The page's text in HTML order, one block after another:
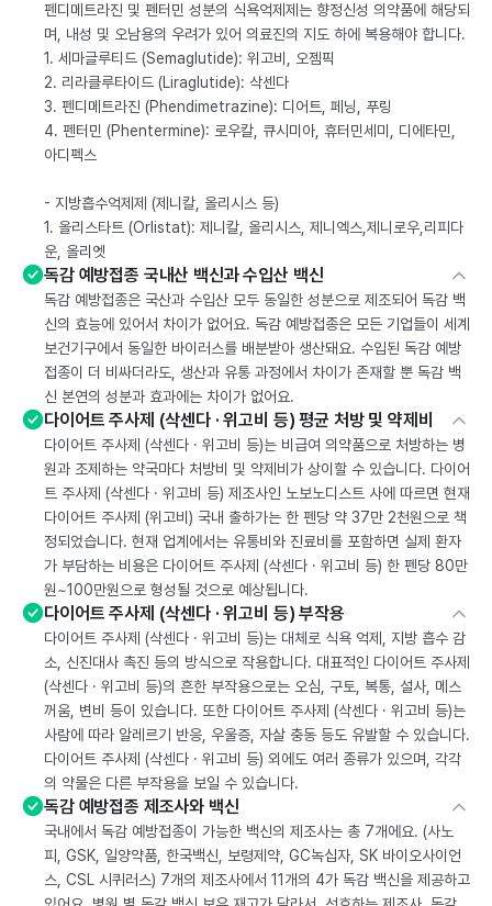
펜디메트라진 및 펜터민 성분의 식욕억제제는 향정신성 의약품에 해당되
며, 내성 및 오남용의 우려가 있어 의료진의 지도 하에 복용해야 합니다.
1. 세마글루티드 (Semaglutide): 위고비, 오젬픽
2. 리라클루타이드 (Liraglutide): 삭센다
3. 펜디메트라진 (Phendimetrazine): 디어트, 페닝, 푸링
4. 펜터민 (Phentermine): 로우칼, 큐시미아, 휴터민세미, 디에타민,
아디펙스
- 지방흡수억제제 (제니칼, 올리시스 등)
1. 올리스타트 (Orlistat): 제니칼, 올리시스, 제니엑스,제니로우,리피다
운, 올리엣
독감 예방접종 국내산 백신과 수입산 백신
독감 예방접종은 국산과 수입산 모두 동일한 성분으로 제조되어 독감 백
신의 효능에 있어서 차이가 없어요. 독감 예방접종은 모든 기업들이 세계
보건기구에서 동일한 바이러스를 배분받아 생산돼요. 수입된 독감 예방
접종이 더 비싸더라도, 생산과 유통 과정에서 차이가 존재할 뿐 독감 백
신 본연의 성분과 효과에는 차이가 없어요.
다이어트 주사제 (삭센다 · 위고비 등) 평균 처방 및 약제비
다이어트 주사제 (삭센다 · 위고비 등)는 비급여 의약품으로 처방하는 병
원과 조제하는 약국마다 처방비 및 약제비가 상이할 수 있습니다. 다이어
트 주사제 (삭센다 · 위고비 등) 제조사인 노보노디스트 사에 따르면 현재
다이어트 주사제 (위고비) 국내 출하가는 한 펜당 약 37만 2천원으로 책
정되었습니다. 현재 업계에서는 유통비와 진료비를 포함하면 실제 환자
가 부담하는 비용은 다이어트 주사제 (삭센다 · 위고비 등) 한 펜당 80만
원~100만원으로 형성될 것으로 예상됩니다.
다이어트 주사제 (삭센다 · 위고비 등) 부작용
다이어트 주사제 (삭센다 · 위고비 등)는 대체로 식욕 억제, 지방 흡수 감
소, 신진대사 촉진 등의 방식으로 작용합니다. 대표적인 다이어트 주사제
(삭센다 · 위고비 등)의 흔한 부작용으로는 오심, 구토, 복통, 설사, 메스
꺼움, 변비 등이 있습니다. 또한 다이어트 주사제 (삭센다 · 위고비 등)는
사람에 따라 알레르기 반응, 우울증, 자살 충동 등도 유발할 수 있습니다.
다이어트 주사제 (삭센다 · 위고비 등) 외에도 여러 종류가 있으며, 각각
의 약물은 다른 부작용을 보일 수 있습니다.
독감 예방접종 제조사와 백신
국내에서 독감 예방접종이 가능한 백신의 제조사는 총 7개에요. (사노
피, GSK, 일양약품, 한국백신, 보령제약, GC녹십자, SK 바이오사이언
스, CSL 시퀴러스) 7개의 제조사에서 11개의 4가 독감 백신을 제공하고